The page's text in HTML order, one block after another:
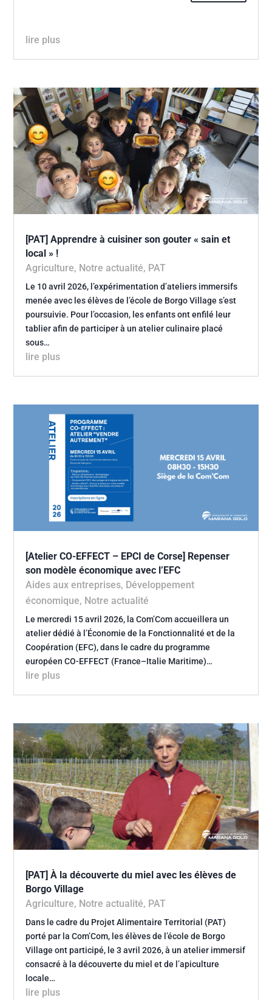
lire plus
[PAT] Apprendre à cuisiner son gouter « sain et
local » !
Agriculture, Notre actualité, PAT
Le 10 avril 2026, l’expérimentation d’ateliers immersifs
menée avec les élèves de l’école de Borgo Village s’est
poursuivie. Pour l’occasion, les enfants ont enfilé leur
tablier afin de participer à un atelier culinaire placé
sous…
lire plus
[Atelier CO-EFFECT – EPCI de Corse] Repenser
son modèle économique avec l’EFC
Aides aux entreprises, Développement
économique, Notre actualité
Le mercredi 15 avril 2026, la Com’Com accueillera un
atelier dédié à l’Économie de la Fonctionnalité et de la
Coopération (EFC), dans le cadre du programme
européen CO-EFFECT (France–Italie Maritime)…
lire plus
[PAT] À la découverte du miel avec les élèves de
Borgo Village
Agriculture, Notre actualité, PAT
Dans le cadre du Projet Alimentaire Territorial (PAT)
porté par la Com’Com, les élèves de l’école de Borgo
Village ont participé, le 3 avril 2026, à un atelier immersif
consacré à la découverte du miel et de l’apiculture
locale…
lire plus